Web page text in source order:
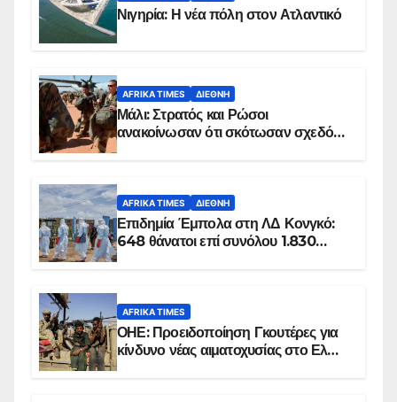
Νιγηρία: Η νέα πόλη στον Ατλαντικό
AFRIKA TIMES ΔΙΕΘΝΉ
Μάλι: Στρατός και Ρώσοι
ανακοίνωσαν ότι σκότωσαν σχεδόν
AFRIKA TIMES ΔΙΕΘΝΉ
Επιδημία Έμπολα στη ΛΔ Κονγκό:
648 θάνατοι επί συνόλου 1.830
AFRIKA TIMES
ΟΗΕ: Προειδοποίηση Γκουτέρες για
κίνδυνο νέας αιματοχυσίας στο Ελ